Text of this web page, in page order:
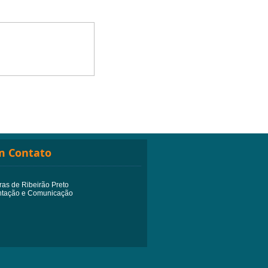
Contato
de Ribeirão Preto
e Comunicação